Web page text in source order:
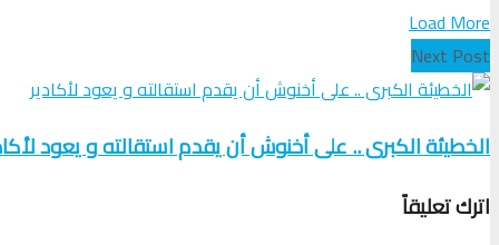
Load More
Next Post
الخطيئة الكبرى .. على أخنوش أن يقدم استقالته و يعود
اترك تعليقاً